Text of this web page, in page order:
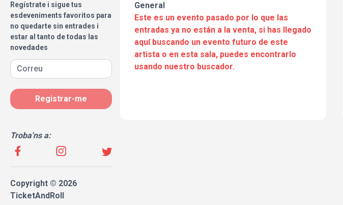
Regístrate i sigue tus
esdeveniments favoritos para
no quedarte sin entrades i
estar al tanto de todas las
novedades
Registrar-me
Troba'ns a:
Copyright © 2026
TicketAndRoll
General
Este es un evento pasado por lo que las
entradas ya no están a la venta, si has llegado
aquí buscando un evento futuro de este
artista o en esta sala, puedes encontrarlo
usando nuestro buscador.